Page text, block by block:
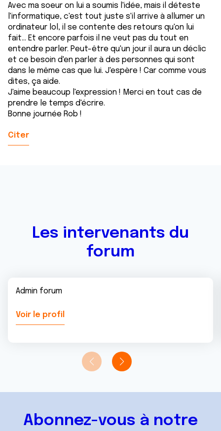
Avec ma soeur on lui a soumis l'idée, mais il déteste
l'informatique, c'est tout juste s'il arrive à allumer un
ordinateur lol, il se contente des retours qu'on lui
fait... Et encore parfois il ne veut pas du tout en
entendre parler. Peut-être qu'un jour il aura un déclic
et ce besoin d'en parler à des personnes qui sont
dans le même cas que lui. J'espère ! Car comme vous
dites, ça aide.
J'aime beaucoup l'expression ! Merci en tout cas de
prendre le temps d'écrire.
Bonne journée Rob !
Citer
Les intervenants du
forum
Admin forum
Voir le profil
Abonnez-vous à notre